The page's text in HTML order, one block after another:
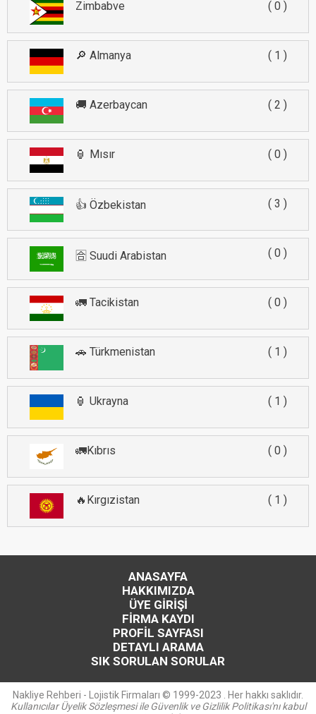
Zimbabve 0
🔎 Almanya 1
🚚 Azerbaycan 2
🏮 Mısır 0
👍 Özbekistan 3
🈴 Suudi Arabistan 0
🚛 Tacikistan 0
🚗 Türkmenistan 1
🏮 Ukrayna 1
🚛Kıbrıs 0
🔥Kırgızistan 1
ANASAYFA
HAKKIMIZDA
ÜYE GİRİŞİ
FİRMA KAYDI
PROFİL SAYFASI
DETAYLI ARAMA
SIK SORULAN SORULAR
Nakliye Rehberi - Lojistik Firmaları © 1999-2023 . Her hakkı saklıdır.
Kullanıcılar Üyelik Sözleşmesi ile Güvenlik ve Gizlilik Politikası'nı kabul